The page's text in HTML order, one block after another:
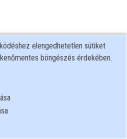
elengedhetetlen sütiket
böngészés érdekében.